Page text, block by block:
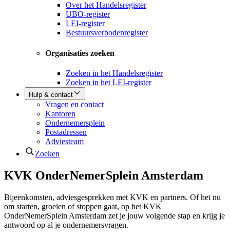
Over het Handelsregister
UBO-register
LEI-register
Bestuursverbodenregister
Organisaties zoeken
Zoeken in het Handelsregister
Zoeken in het LEI-register
Hulp & contact
Vragen en contact
Kantoren
Ondernemersplein
Postadressen
Adviesteam
Zoeken
KVK OnderNemerS­plein Amsterdam
Bijeenkomsten, adviesgesprekken met KVK en partners. Of het nu
om starten, groeien of stoppen gaat, op het KVK
OnderNemerSplein Amsterdam zet je jouw volgende stap en krijg je
antwoord op al je ondernemersvragen.